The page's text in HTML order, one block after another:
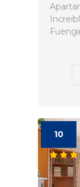
10